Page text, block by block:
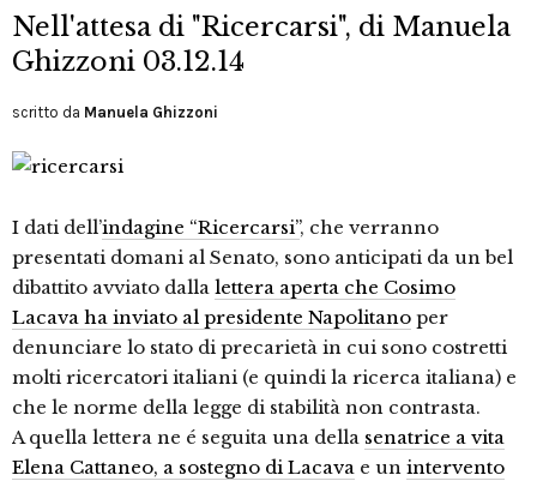
Nell'attesa di "Ricercarsi", di Manuela
Ghizzoni 03.12.14
scritto da Manuela Ghizzoni
I dati dell’indagine “Ricercarsi”, che verranno
presentati domani al Senato, sono anticipati da un bel
dibattito avviato dalla lettera aperta che Cosimo
Lacava ha inviato al presidente Napolitano per
denunciare lo stato di precarietà in cui sono costretti
molti ricercatori italiani (e quindi la ricerca italiana) e
che le norme della legge di stabilità non contrasta.
A quella lettera ne é seguita una della senatrice a vita
Elena Cattaneo, a sostegno di Lacava e un intervento